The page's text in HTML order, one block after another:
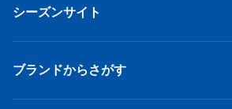
シーズンサイト
ブランドからさがす